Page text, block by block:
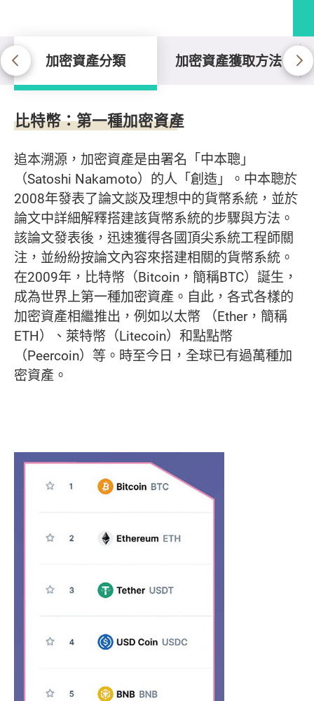
加密資產分類 加密資產獲取方法
加密資產分類
比特幣：第一種加密資產
追本溯源，加密資產是由署名「中本聰」
（Satoshi Nakamoto）的人「創造」。中本聰於
2008年發表了論文談及理想中的貨幣系統，並於
論文中詳細解釋搭建該貨幣系統的步驟與方法。
該論文發表後，迅速獲得各國頂尖系統工程師關
注，並紛紛按論文內容來搭建相關的貨幣系統。
在2009年，比特幣（Bitcoin，簡稱BTC）誕生，
成為世界上第一種加密資產。自此，各式各樣的
加密資產相繼推出，例如以太幣 （Ether，簡稱
ETH）、萊特幣（Litecoin）和點點幣
（Peercoin）等。時至今日，全球已有過萬種加
密資產。